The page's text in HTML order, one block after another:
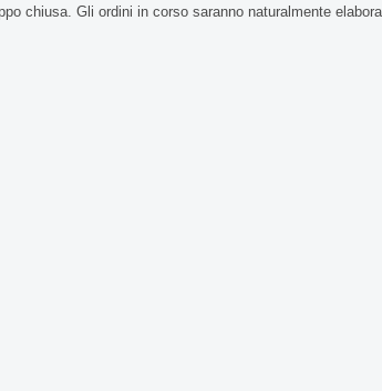
chiusa. Gli ordini in corso saranno naturalmente